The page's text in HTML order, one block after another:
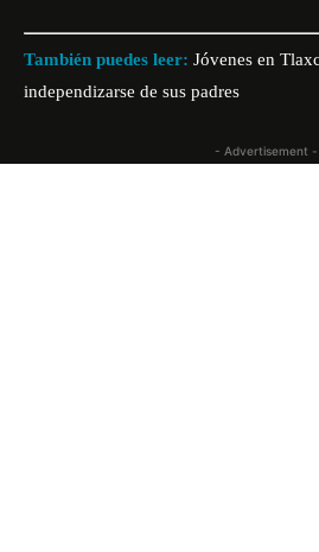
También puedes leer: Jóvenes en
independizarse de sus padres
- Advertisement -